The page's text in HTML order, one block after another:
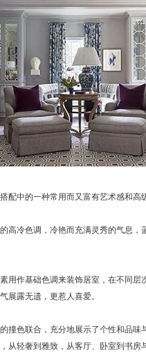
配中的一种常用而又富有艺术感和
高冷色调，冷艳而充满灵秀的气息
用作基础色调来装饰居室，在不同
展露无遗，更惹人喜爱。
撞色联合，充分地展示了个性和品
从轻奢到雅致，从客厅、卧室到书房